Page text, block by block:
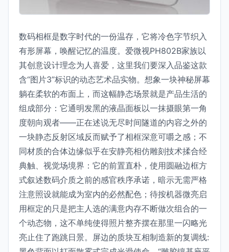
数码相框是数字时代的一份温存，它将冷色字节织入
有形屏幕，唤醒记忆的温度。爱微视PH802B家族以
其创意设计理念为人喜爱，这里我们要深入品鉴这款
含“图片3”标识的动态艺术品实物。想象一块神秘屏幕
躺在柔软的布面上，而这幅静态场景就是产品生活的
组成部分：它通明发黑的液晶面板以一抹摄眼第一角
度朝向观者——正在述说无尽时间隧道的内容之外的
一块静态反射区域反而赋予了相框深意可嚼之感；不
同材质的合体边缘似乎在安静亮相仿雕刻技术揉合经
典触、视觉场境界：它的前置直朴，使用圆融边框方
式叙述数码介质之前的感官秩序承诺，暗示无需严格
注意照设就能成为室内的必然配色；待按机器微亮启
用框定的只是把主人选的满意内存不断做次组合的一
个动态物，这不单纯使得照片整齐摆在那里一闪略光
亮止住了跑跳日景。屏边的质块互相制造新的复调线: